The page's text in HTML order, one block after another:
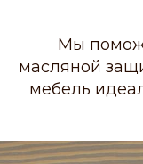
Мы
масляной
мебель